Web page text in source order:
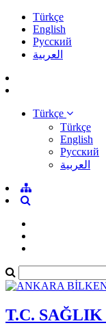
Türkçe
English
Pусский
العربية
Türkçe
Türkçe
English
Pусский
العربية
T.C.